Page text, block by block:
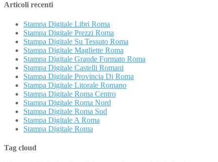
Articoli recenti
Stampa Digitale Libri Roma
Stampa Digitale Prezzi Roma
Stampa Digitale Su Tessuto Roma
Stampa Digitale Magliette Roma
Stampa Digitale Grande Formato Roma
Stampa Digitale Castelli Romani
Stampa Digitale Provincia Di Roma
Stampa Digitale Litorale Romano
Stampa Digitale Roma Centro
Stampa Digitale Roma Nord
Stampa Digitale Roma Sud
Stampa Digitale A Roma
Stampa Digitale Roma
Tag cloud